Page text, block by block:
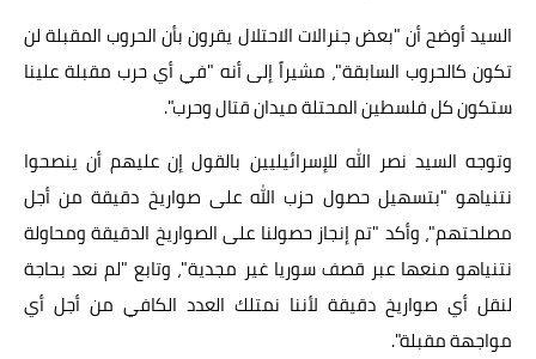
السيد أوضح أن "بعض جنرالات الاحتلال يقرون بأن الحروب المقبلة لن
تكون كالحروب السابقة"، مشيراً إلى أنه "في أي حرب مقبلة علينا
ستكون كل فلسطين المحتلة ميدان قتال وحرب".
وتوجه السيد نصر الله للإسرائيليين بالقول إن عليهم أن ينصحوا
نتنياهو "بتسهيل حصول حزب الله على صواريخ دقيقة من أجل
مصلحتهم"، وأكد "تم إنجاز حصولنا على الصواريخ الدقيقة ومحاولة
نتنياهو منعها عبر قصف سوريا غير مجدية"، وتابع "لم نعد بحاجة
لنقل أي صواريخ دقيقة لأننا نمتلك العدد الكافي من أجل أي
مواجهة مقبلة".